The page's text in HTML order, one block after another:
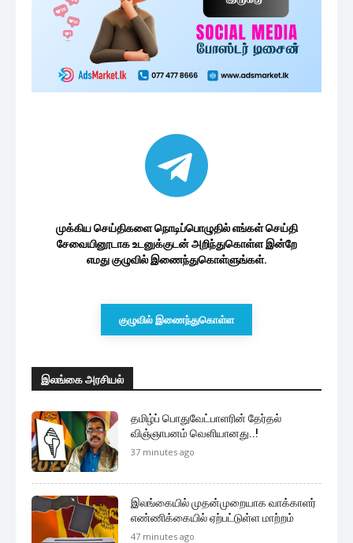
முக்கிய செய்திகளை நொடிப்பொழுதில் எங்கள் செய்தி
சேவையினூடாக உடனுக்குடன் அறிந்துகொள்ள இன்றே
எமது குழுவில் இணைந்துகொள்ளுங்கள்.
குழுவில் இணைந்துகொள்ள
இலங்கை அரசியல்
தமிழ்ப் பொதுவேட்பாளரின் தேர்தல்
விஞ்ஞாபனம் வெளியானது..!
37 minutes ago
இலங்கையில் முதன்முறையாக வாக்காளர்
எண்ணிக்கையில் ஏற்பட்டுள்ள மாற்றம்
47 minutes ago